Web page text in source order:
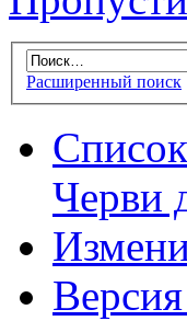
Расширенный поиск
Черви